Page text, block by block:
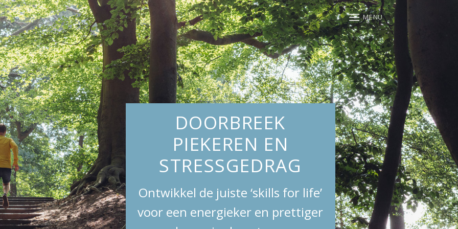
MENU
DOORBREEK
PIEKEREN EN
STRESSGEDRAG
Ontwikkel de juiste ‘skills for life’
voor een energieker en prettiger